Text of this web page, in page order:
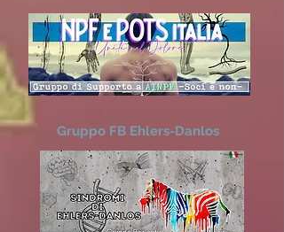
Gruppo FB Ehlers-Danlos